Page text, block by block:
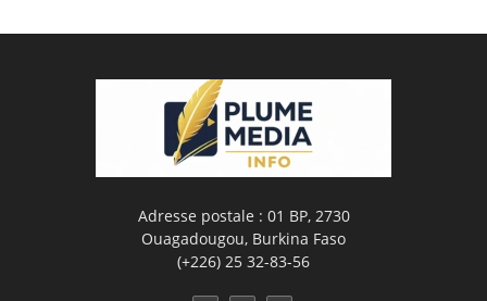
Adresse postale : 01 BP, 2730
Ouagadougou, Burkina Faso
(+226) 25 32-83-56